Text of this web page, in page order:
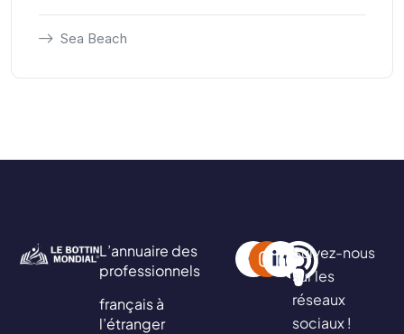
Sea Beach
L’annuaire des
professionnels
français à
l’étranger
Suivez-nous
sur les
réseaux
sociaux !